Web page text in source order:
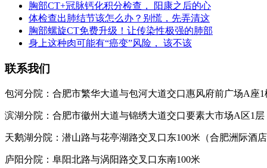
胸部CT+冠脉钙化积分检查， 阳康之后的心
体检查出肺结节该怎么办？别慌，先弄清这
胸部螺旋CT免费升级！让传染性极强的肺部
身上这种肉可能有“癌变”风险， 该不该
联系我们
包河分院：合肥市繁华大道与包河大道交口惠风府前广场A座1
滨湖分院：合肥市徽州大道与锦绣大道交口要素大市场A区1层
天鹅湖分院：潜山路与花亭湖路交叉口东100米（合肥洲际酒
庐阳分院：阜阳北路与涡阳路交叉口东南100米